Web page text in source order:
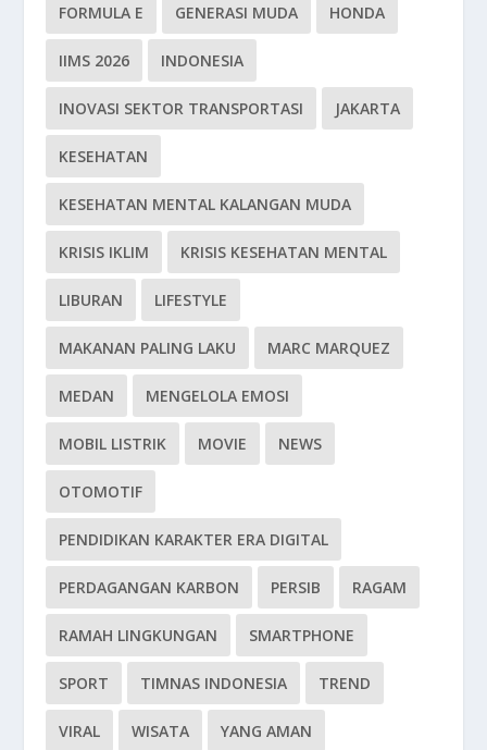
FORMULA E GENERASI MUDA HONDA
IIMS 2026 INDONESIA
INOVASI SEKTOR TRANSPORTASI JAKARTA
KESEHATAN
KESEHATAN MENTAL KALANGAN MUDA
KRISIS IKLIM KRISIS KESEHATAN MENTAL
LIBURAN LIFESTYLE
MAKANAN PALING LAKU MARC MARQUEZ
MEDAN MENGELOLA EMOSI
MOBIL LISTRIK MOVIE NEWS
OTOMOTIF
PENDIDIKAN KARAKTER ERA DIGITAL
PERDAGANGAN KARBON PERSIB RAGAM
RAMAH LINGKUNGAN SMARTPHONE
SPORT TIMNAS INDONESIA TREND
VIRAL WISATA YANG AMAN